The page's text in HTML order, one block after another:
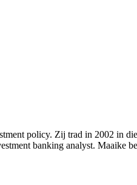
policy. Zij trad in 2002 in
banking analyst. Maaike